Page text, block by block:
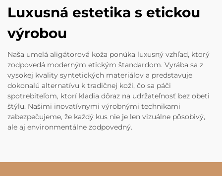
Luxusná estetika s etickou
výrobou
Naša umelá aligátorová koža ponúka luxusný vzhľad, ktorý
zodpovedá moderným etickým štandardom. Vyrába sa z
vysokej kvality syntetických materiálov a predstavuje
dokonalú alternatívu k tradičnej koži, čo sa páči
spotrebiteľom, ktorí kladia dôraz na udržateľnosť bez obeti
štýlu. Našimi inovatívnymi výrobnými technikami
zabezpečujeme, že každý kus nie je len vizuálne pôsobivý,
ale aj environmentálne zodpovedný.